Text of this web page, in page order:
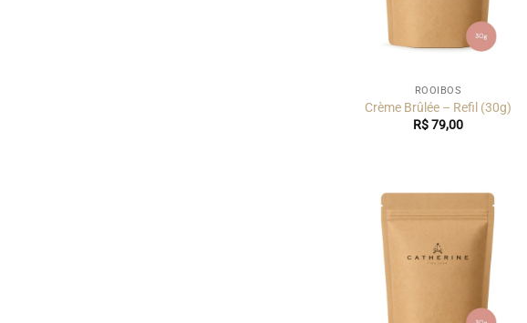
ROOIBOS
Crème Brûlée – Refil (30g)
R$79,00